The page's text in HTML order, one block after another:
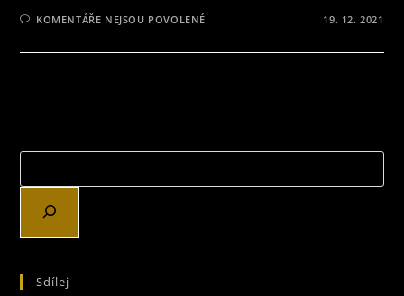
KOMENTÁŘE NEJSOU POVOLENÉ
NÁZVEM
19. 12. 2021
Sdílej